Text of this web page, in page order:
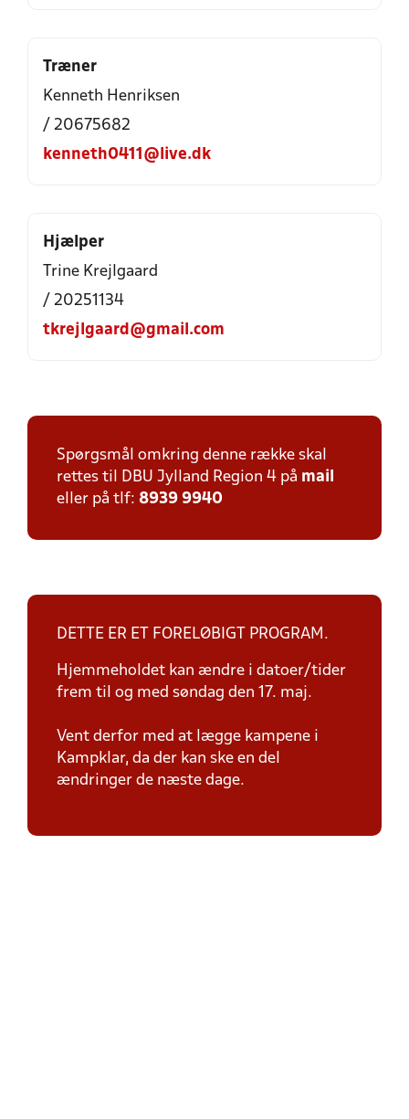
Træner
Kenneth Henriksen
/ 20675682
kenneth0411@live.dk
Hjælper
Trine Krejlgaard
/ 20251134
tkrejlgaard@gmail.com
Spørgsmål omkring denne række skal
rettes til DBU Jylland Region 4 på mail
eller på tlf: 8939 9940
DETTE ER ET FORELØBIGT PROGRAM.
Hjemmeholdet kan ændre i datoer/tider
frem til og med søndag den 17. maj.
Vent derfor med at lægge kampene i
Kampklar, da der kan ske en del
ændringer de næste dage.